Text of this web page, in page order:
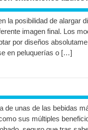
la posibilidad de alargar
imagen final. Los
por diseños
en peluquerías o […]
de unas de las bebidas
sus múltiples